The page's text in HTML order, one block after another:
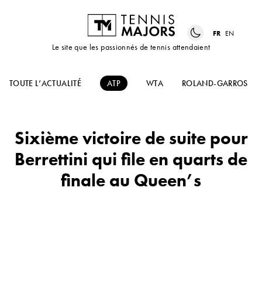
Le site que les passionnés de tennis attendaient
FR EN
TOUTE L’ACTUALITÉ ATP WTA ROLAND-GARROS
Sixième victoire de suite pour
Berrettini qui file en quarts de
finale au Queen’s